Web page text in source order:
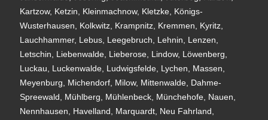
Kartzow, Ketzin, Kleinmachnow, Kletzke, Königs-
Wusterhausen, Kolkwitz, Krampnitz, Kremmen, Kyritz,
Lauchhammer, Lebus, Leegebruch, Lehnin, Lenzen,
Letschin, Liebenwalde, Lieberose, Lindow, Löwenberg,
Luckau, Luckenwalde, Ludwigsfelde, Lychen, Massen,
Meyenburg, Michendorf, Milow, Mittenwalde, Dahme-
Spreewald, Mühlberg, Mühlenbeck, Münchehofe, Nauen,
Nennhausen, Havelland, Marquardt, Neu Fahrland,